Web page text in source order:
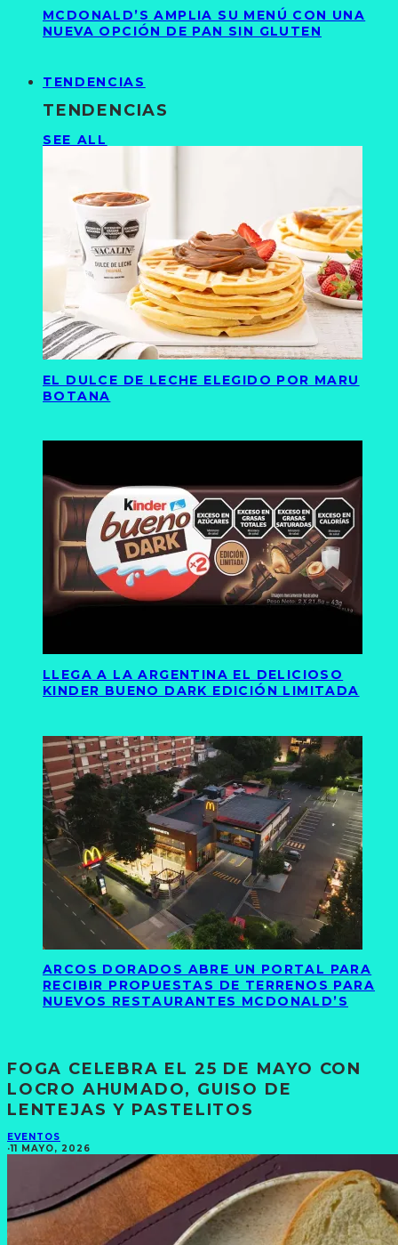
MCDONALD’S AMPLIA SU MENÚ CON UNA
NUEVA OPCIÓN DE PAN SIN GLUTEN
TENDENCIAS
TENDENCIAS
SEE ALL
EL DULCE DE LECHE ELEGIDO POR MARU
BOTANA
LLEGA A LA ARGENTINA EL DELICIOSO
KINDER BUENO DARK EDICIÓN LIMITADA
ARCOS DORADOS ABRE UN PORTAL PARA
RECIBIR PROPUESTAS DE TERRENOS PARA
NUEVOS RESTAURANTES MCDONALD’S
FOGA CELEBRA EL 25 DE MAYO CON
LOCRO AHUMADO, GUISO DE
LENTEJAS Y PASTELITOS
EVENTOS
·11 MAYO, 2026